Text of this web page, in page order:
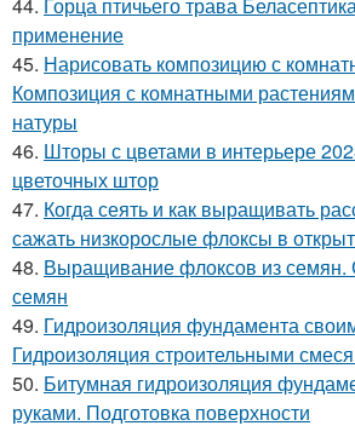
применение
45. Нарисовать композицию с
Композиция с комнатными
натуры
46. Шторы с цветами в интерьере
цветочных штор
47. Когда сеять и как выращивать
сажать низкорослые флоксы в
48. Выращивание флоксов из семян.
семян
49. Гидроизоляция фундамента
Гидроизоляция строительными
50. Битумная гидроизоляция
руками. Подготовка поверхности